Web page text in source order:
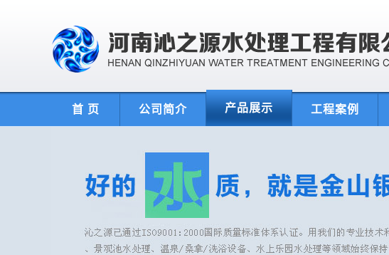
首 页 公司简介 产品展示 工程案例